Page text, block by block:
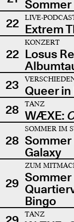
Sommer
22
LIVE-
Extrem
22
KONZERT
Losus
23 Queer
28
TANZ
WÆXE:
28
SOMMER IM
Sommer
Galaxy
29
ZUM
Sommer
Bingo
TANZ